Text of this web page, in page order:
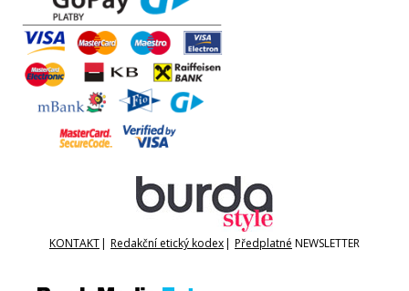
KONTAKT| Redakční etický kodex| Předplatné NEWSLETTER